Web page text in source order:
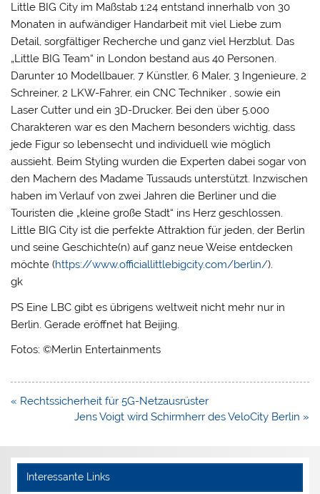
Little BIG City im Maßstab 1:24 entstand innerhalb von 30
Monaten in aufwändiger Handarbeit mit viel Liebe zum
Detail, sorgfältiger Recherche und ganz viel Herzblut. Das
„Little BIG Team“ in London bestand aus 40 Personen.
Darunter 10 Modellbauer, 7 Künstler, 6 Maler, 3 Ingenieure, 2
Schreiner, 2 LKW-Fahrer, ein CNC Techniker , sowie ein
Laser Cutter und ein 3D-Drucker. Bei den über 5.000
Charakteren war es den Machern besonders wichtig, dass
jede Figur so lebensecht und individuell wie möglich
aussieht. Beim Styling wurden die Experten dabei sogar von
den Machern des Madame Tussauds unterstützt. Inzwischen
haben im Verlauf von zwei Jahren die Berliner und die
Touristen die „kleine große Stadt“ ins Herz geschlossen.
Little BIG City ist die perfekte Attraktion für jeden, der Berlin
und seine Geschichte(n) auf ganz neue Weise entdecken
möchte (https://www.officiallittlebigcity.com/berlin/).
gk
PS Eine LBC gibt es übrigens weltweit nicht mehr nur in
Berlin. Gerade eröffnet hat Beijing.
Fotos: ©Merlin Entertainments
Beitragsnavigation
« Rechtssicherheit für 5G-Netzausrüster
Jens Voigt wird Schirmherr des VeloCity Berlin »
Interessante Links